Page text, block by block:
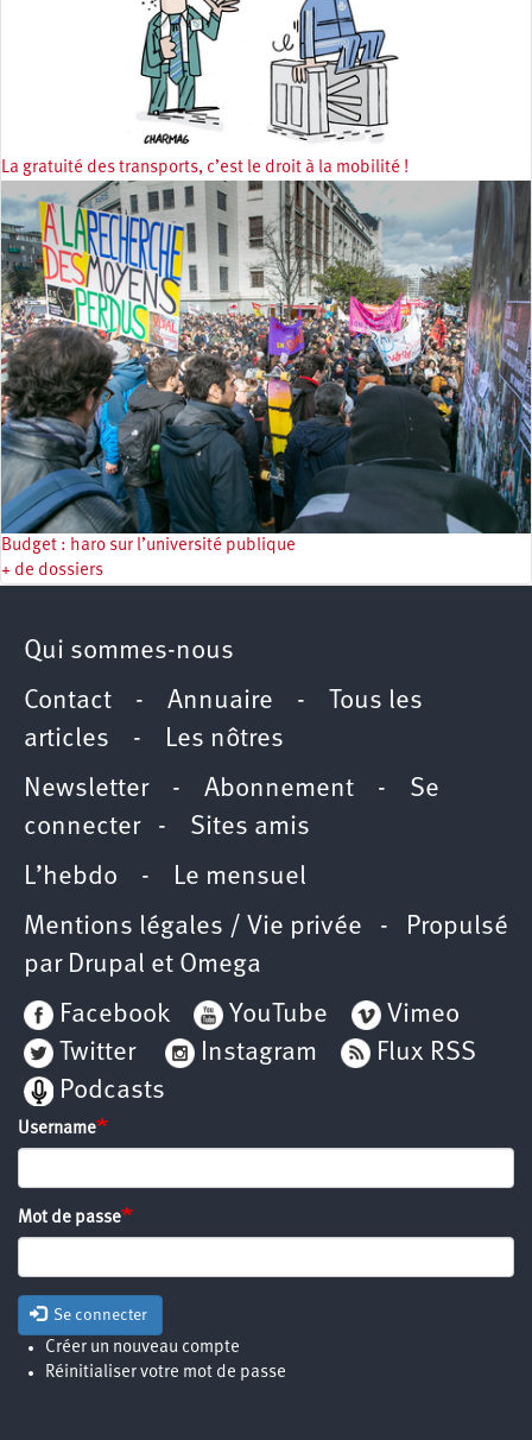
La gratuité des transports, c’est le droit à la mobilité !
Budget : haro sur l’université publique
+ de dossiers
Qui sommes-nous
Contact - Annuaire -
Tous les
articles - Les nôtres
Newsletter- Abonnement - Se
connecter- Sites amis
L’hebdo - Le mensuel
Mentions légales / Vie privée - Propulsé
par Drupal et Omega
Facebook
YouTube
Vimeo
Twitter
Instagram
Flux RSS
Podcasts
Username
Mot de passe
Se connecter
Créer un nouveau compte
Réinitialiser votre mot de passe